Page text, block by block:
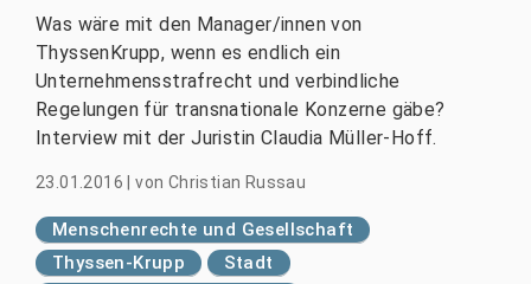
Was wäre mit den Manager/innen von
ThyssenKrupp, wenn es endlich ein
Unternehmensstrafrecht und verbindliche
Regelungen für transnationale Konzerne gäbe?
Interview mit der Juristin Claudia Müller-Hoff.
23.01.2016 |von Christian Russau
Menschenrechte und Gesellschaft
Thyssen-Krupp
Stadt